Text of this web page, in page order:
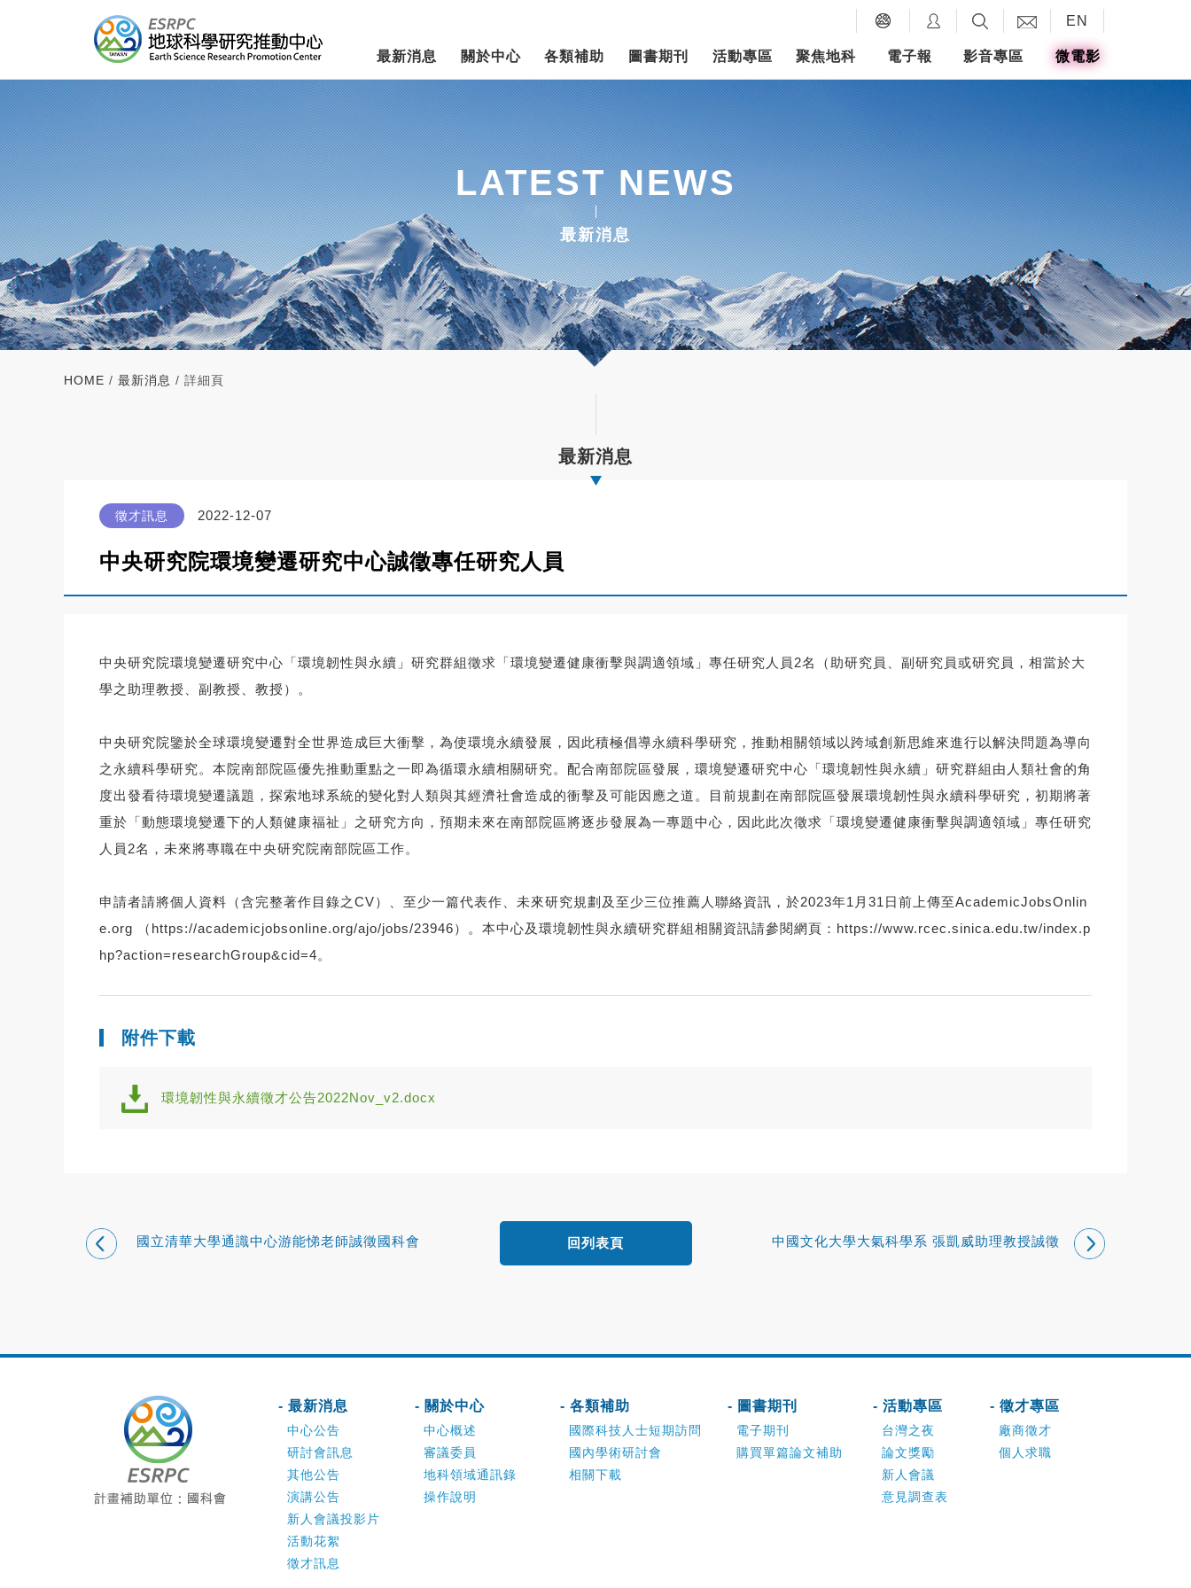
EN
最新消息 關於中心 各類補助 圖書期刊 活動專區 聚焦地科 電子報 影音專區 微電影
LATEST NEWS
最新消息
HOME / 最新消息 / 詳細頁
最新消息
徵才訊息 2022-12-07
中央研究院環境變遷研究中心誠徵專任研究人員
中央研究院環境變遷研究中心「環境韌性與永續」研究群組徵求「環境變遷健康衝擊與調適領域」專任研究人員2名（助研究員、副研究員或研究員，相當於大
學之助理教授、副教授、教授）。
中央研究院鑒於全球環境變遷對全世界造成巨大衝擊，為使環境永續發展，因此積極倡導永續科學研究，推動相關領域以跨域創新思維來進行以解決問題為導向
之永續科學研究。本院南部院區優先推動重點之一即為循環永續相關研究。配合南部院區發展，環境變遷研究中心「環境韌性與永續」研究群組由人類社會的角
度出發看待環境變遷議題，探索地球系統的變化對人類與其經濟社會造成的衝擊及可能因應之道。目前規劃在南部院區發展環境韌性與永續科學研究，初期將著
重於「動態環境變遷下的人類健康福祉」之研究方向，預期未來在南部院區將逐步發展為一專題中心，因此此次徵求「環境變遷健康衝擊與調適領域」專任研究
人員2名，未來將專職在中央研究院南部院區工作。
申請者請將個人資料（含完整著作目錄之CV）、至少一篇代表作、未來研究規劃及至少三位推薦人聯絡資訊，於2023年1月31日前上傳至AcademicJobsOnlin
e.org （ https://academicjobsonline.org/ajo/jobs/23946）。本中心及環境韌性與永續研究群組相關資訊請參閱網頁： https://www.rcec.sinica.edu.tw/index.p
hp?action=researchGroup&cid=4。
附件下載
環境韌性與永續徵才公告2022Nov_v2.docx
國立清華大學通識中心游能悌老師誠徵國科會
中國文化大學大氣科學系 張凱威助理教授誠徵
回列表頁
- 最新消息
中心公告
研討會訊息
其他公告
演講公告
新人會議投影片
活動花絮
徵才訊息
- 關於中心
中心概述
審議委員
地科領域通訊錄
操作說明
- 各類補助
國際科技人士短期訪問
國內學術研討會
相關下載
- 圖書期刊
電子期刊
購買單篇論文補助
- 活動專區
台灣之夜
論文獎勵
新人會議
意見調查表
- 徵才專區
廠商徵才
個人求職